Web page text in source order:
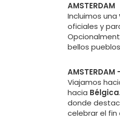
AMSTERDAM
Incluimos una
oficiales y
bellos
AMSTERDAM
Viajamos
hacia Bélgica
donde
celebrar el fin